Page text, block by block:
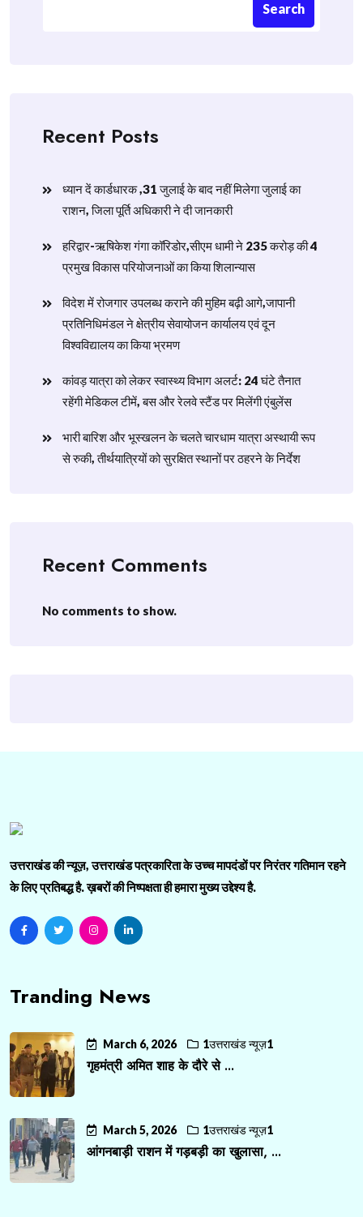
Search
Recent Posts
ध्यान दें कार्डधारक ,31 जुलाई के बाद नहीं मिलेगा जुलाई का
राशन, जिला पूर्ति अधिकारी ने दी जानकारी
हरिद्वार-ऋषिकेश गंगा कॉरिडोर,सीएम धामी ने 235 करोड़ की 4
प्रमुख विकास परियोजनाओं का किया शिलान्यास
विदेश में रोजगार उपलब्ध कराने की मुहिम बढ़ी आगे,जापानी
प्रतिनिधिमंडल ने क्षेत्रीय सेवायोजन कार्यालय एवं दून
विश्वविद्यालय का किया भ्रमण
​कांवड़ यात्रा को लेकर स्वास्थ्य विभाग अलर्ट: 24 घंटे तैनात
रहेंगी मेडिकल टीमें, बस और रेलवे स्टैंड पर मिलेंगी एंबुलेंस
​भारी बारिश और भूस्खलन के चलते चारधाम यात्रा अस्थायी रूप
से रुकी, तीर्थयात्रियों को सुरक्षित स्थानों पर ठहरने के निर्देश
Recent Comments
No comments to show.
उत्तराखंड की न्यूज़, उत्तराखंड पत्रकारिता के उच्च मापदंडों पर निरंतर गतिमान रहने
के लिए प्रतिबद्ध है. ख़बरों की निष्पक्षता ही हमारा मुख्य उद्देश्य है.
Tranding News
March 6, 2026 1उत्तराखंड न्यूज़1
गृहमंत्री अमित शाह के दौरे से ...
March 5, 2026 1उत्तराखंड न्यूज़1
आंगनबाड़ी राशन में गड़बड़ी का खुलासा, ...